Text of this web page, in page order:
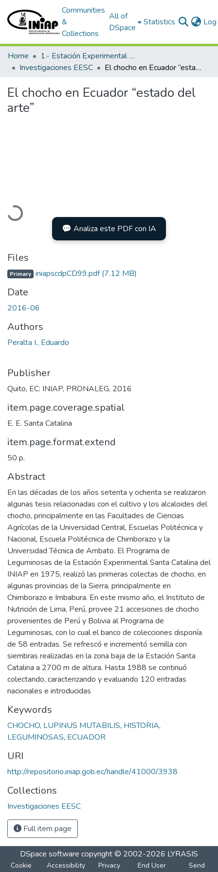
Communities
&
Collections
All of
DSpace
Statistics
Home
1.- Estación Experimental Santa Catalina
Investigaciones EESC
El chocho en Ecuador “estado del arte”
El chocho en Ecuador “estado del
arte”
Loading...
💬 Analiza este PDF con IA
Files
Primary iniapscdpCD99.pdf(7.12 MB)
Date
2016-06
Authors
Peralta I., Eduardo
Publisher
Quito, EC: INIAP, PRONALEG, 2016
item.page.coverage.spatial
E. E. Santa Catalina
item.page.format.extend
50 p.
Abstract
En las décadas de los años setenta y ochenta se realizaron
algunas tesis relacionadas con el cultivo y los alcaloides del
chocho, principalmente en las Facultades de Ciencias
Agrícolas de la Universidad Central, Escuelas Politécnica y
Nacional, Escuela Politécnica de Chimborazo y la
Universidad Técnica de Ambato. El Programa de
Leguminosas de la Estación Experimental Santa Catalina del
INIAP en 1975, realizó las primeras colectas de chocho, en
algunas provincias de la Sierra, principalmente en
Chimborazo e Imbabura. En este mismo año, el Instituto de
Nutrición de Lima, Perú, provee 21 accesiones de chocho
provenientes de Perú y Bolivia al Programa de
Leguminosas, con lo cual el banco de colecciones disponía
de 58 entradas. Se refrescó e incrementó semilla con
siembras realizadas en la zona baja de la Estación Santa
Catalina a 2700 m de altura. Hasta 1988 se continuó
colectando, caracterizando y evaluando 120 entradas
nacionales e introducidas
Keywords
CHOCHO, LUPINUS MUTABILIS, HISTORIA,
LEGUMINOSAS, ECUADOR
URI
http://repositorio.iniap.gob.ec/handle/41000/3938
Collections
Investigaciones EESC
Full item page
DSpace software copyright © 2002-2026 LYRASIS
Cookie
Accessibility
Privacy
End User
Send